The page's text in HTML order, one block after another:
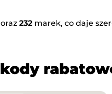
232 marek, co daje